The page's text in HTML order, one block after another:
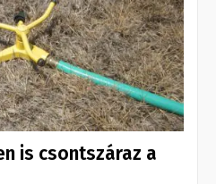
is csontszáraz a